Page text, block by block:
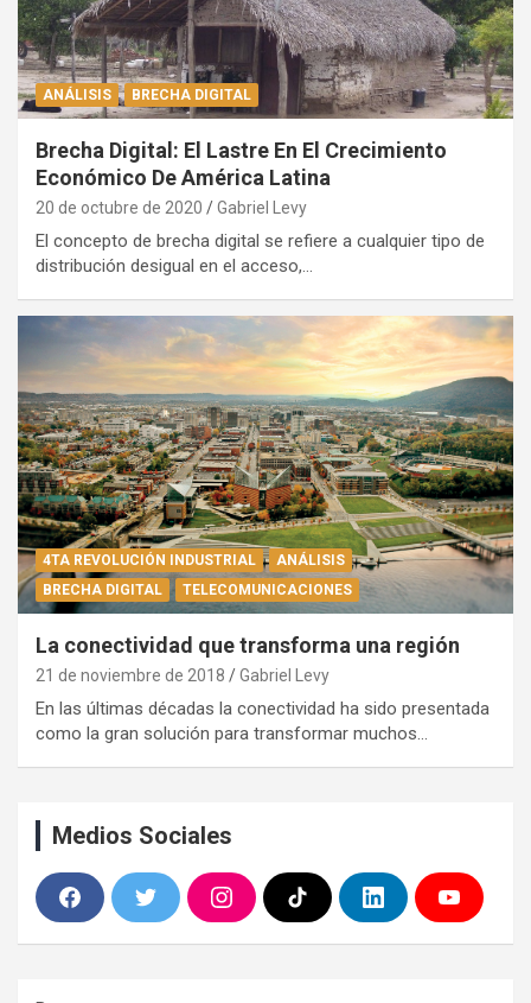
ANÁLISIS BRECHA DIGITAL
Brecha Digital: El Lastre En El Crecimiento
Económico De América Latina
20 de octubre de 2020 Gabriel Levy
El concepto de brecha digital se refiere a cualquier tipo de
distribución desigual en el acceso,…
4TA REVOLUCIÓN INDUSTRIAL
ANÁLISIS
BRECHA DIGITAL
TELECOMUNICACIONES
La conectividad que transforma una región
21 de noviembre de 2018 Gabriel Levy
En las últimas décadas la conectividad ha sido presentada
como la gran solución para transformar muchos…
Medios Sociales
F
a
c
w
i
I
n
s
i
k
L
i
n
Y
o
u